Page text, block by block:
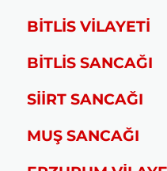
BİTLİS VİLAYETİ
BİTLİS SANCAĞI
SİİRT SANCAĞI
MUŞ SANCAĞI